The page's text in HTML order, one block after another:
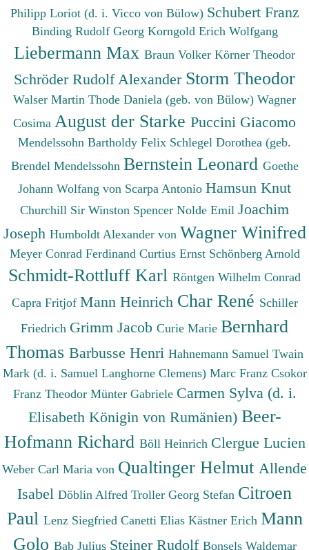
Philipp Loriot (d. i. Vicco von Bülow) Schubert Franz
Binding Rudolf Georg Korngold Erich Wolfgang
Liebermann Max Braun Volker Körner Theodor
Schröder Rudolf Alexander Storm Theodor
Walser Martin Thode Daniela (geb. von Bülow) Wagner
Cosima August der Starke Puccini Giacomo
Mendelssohn Bartholdy Felix Schlegel Dorothea (geb.
Brendel Mendelssohn Bernstein Leonard Goethe
Johann Wolfang von Scarpa Antonio Hamsun Knut
Churchill Sir Winston Spencer Nolde Emil Joachim
Joseph Humboldt Alexander von Wagner Winifred
Meyer Conrad Ferdinand Curtius Ernst Schönberg Arnold
Schmidt-Rottluff Karl Röntgen Wilhelm Conrad
Capra Fritjof Mann Heinrich Char René Schiller
Friedrich Grimm Jacob Curie Marie Bernhard
Thomas Barbusse Henri Hahnemann Samuel Twain
Mark (d. i. Samuel Langhorne Clemens) Marc Franz Csokor
Franz Theodor Münter Gabriele Carmen Sylva (d. i.
Elisabeth Königin von Rumänien) Beer-
Hofmann Richard Böll Heinrich Clergue Lucien
Weber Carl Maria von Qualtinger Helmut Allende
Isabel Döblin Alfred Troller Georg Stefan Citroen
Paul Lenz Siegfried Canetti Elias Kästner Erich Mann
Golo Bab Julius Steiner Rudolf Bonsels Waldemar